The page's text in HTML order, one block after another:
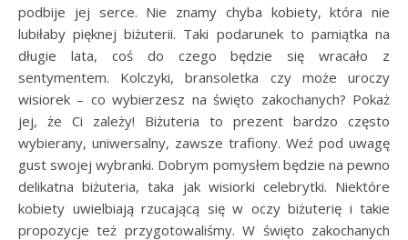
podbije jej serce. Nie znamy chyba kobiety, która nie
lubiłaby pięknej biżuterii. Taki podarunek to pamiątka na
długie lata, coś do czego będzie się wracało z
sentymentem. Kolczyki, bransoletka czy może uroczy
wisiorek – co wybierzesz na święto zakochanych? Pokaż
jej, że Ci zależy! Biżuteria to prezent bardzo często
wybierany, uniwersalny, zawsze trafiony. Weź pod uwagę
gust swojej wybranki. Dobrym pomysłem będzie na pewno
delikatna biżuteria, taka jak wisiorki celebrytki. Niektóre
kobiety uwielbiają rzucającą się w oczy biżuterię i takie
propozycje też przygotowaliśmy. W święto zakochanych